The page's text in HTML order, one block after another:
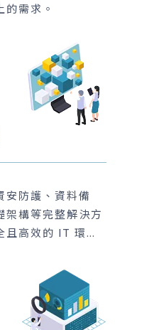
需求。
安防護、資料備
架構等完整解決方
且高效的 IT 環